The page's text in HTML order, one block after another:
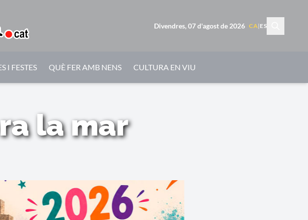
Divendres, 07 d'agost de 2026 CA| ES
I FESTES QUÈ FER AMB NENS CULTURA EN VIU
la mar